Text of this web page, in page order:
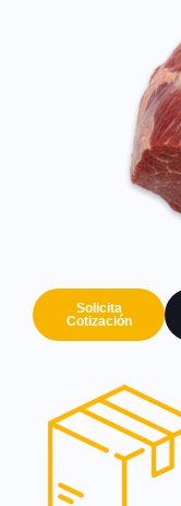
Solicita
Cotización